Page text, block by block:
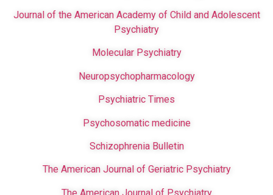
Journal of the American Academy of Child and Adolescent
Psychiatry
Molecular Psychiatry
Neuropsychopharmacology
Psychiatric Times
Psychosomatic medicine
Schizophrenia Bulletin
The American Journal of Geriatric Psychiatry
The American Journal of Psychiatry